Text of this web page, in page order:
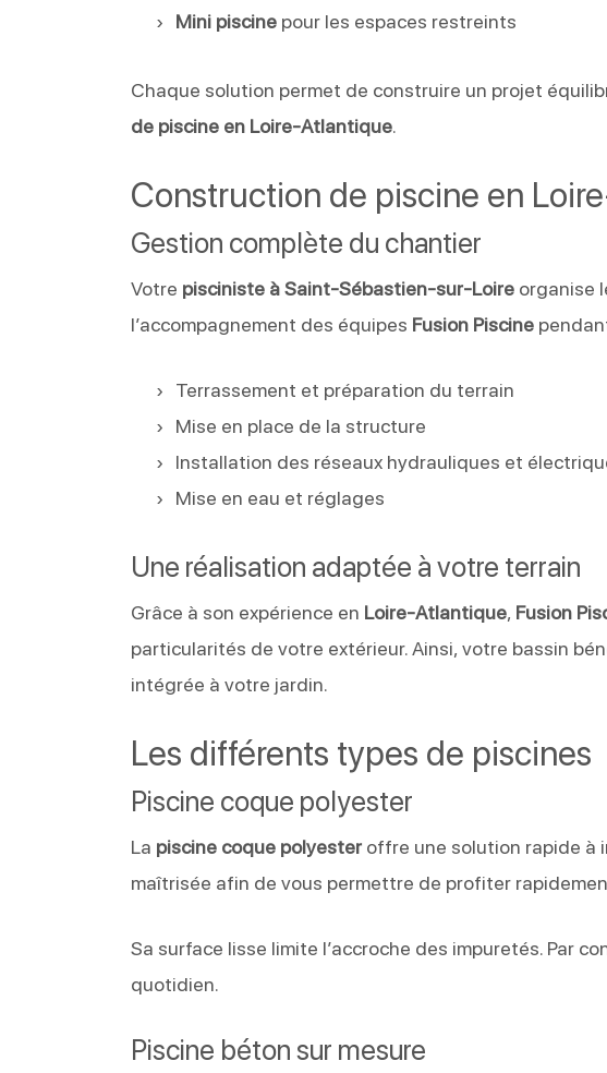
Mini piscine pour les espaces restreints
Chaque solution permet de construire un projet
de piscine en Loire-Atlantique.
Construction de piscine en
Gestion complète du chantier
Votre pisciniste à Saint-Sébastien-sur-Loire organise
l’accompagnement des équipes Fusion Piscine
Terrassement et préparation du terrain
Mise en place de la structure
Installation des réseaux hydrauliques et
Mise en eau et réglages
Une réalisation adaptée à votre terrain
Grâce à son expérience en Loire-Atlantique, Fusion
particularités de votre extérieur. Ainsi, votre bassin
intégrée à votre jardin.
Les différents types de piscines
Piscine coque polyester
La piscine coque polyester offre une solution rapide à
maîtrisée afin de vous permettre de profiter
Sa surface lisse limite l’accroche des impuretés. Par
quotidien.
Piscine béton sur mesure